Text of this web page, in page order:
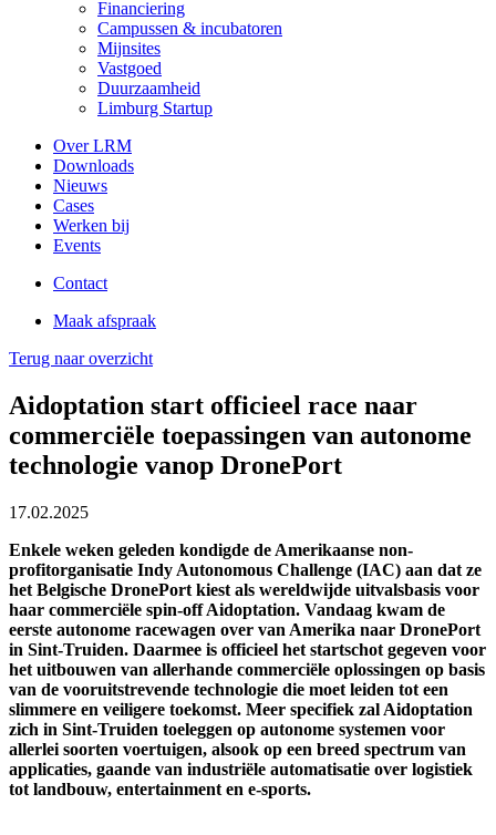
Financiering
Campussen & incubatoren
Mijnsites
Vastgoed
Duurzaamheid
Limburg Startup
Over LRM
Downloads
Nieuws
Cases
Werken bij
Events
Contact
Maak afspraak
Terug naar overzicht
Aidoptation start officieel race naar
commerciële toepassingen van autonome
technologie vanop DronePort
17.02.2025
Enkele weken geleden kondigde de Amerikaanse non-
profitorganisatie Indy Autonomous Challenge (IAC) aan dat ze
het Belgische DronePort kiest als wereldwijde uitvalsbasis voor
haar commerciële spin-off Aidoptation. Vandaag kwam de
eerste autonome racewagen over van Amerika naar DronePort
in Sint-Truiden. Daarmee is officieel het startschot gegeven voor
het uitbouwen van allerhande commerciële oplossingen op basis
van de vooruitstrevende technologie die moet leiden tot een
slimmere en veiligere toekomst. Meer specifiek zal Aidoptation
zich in Sint-Truiden toeleggen op autonome systemen voor
allerlei soorten voertuigen, alsook op een breed spectrum van
applicaties, gaande van industriële automatisatie over logistiek
tot landbouw, entertainment en e-sports.